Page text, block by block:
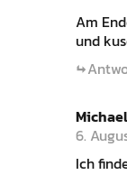
Am
und
Michael
6.
Ich